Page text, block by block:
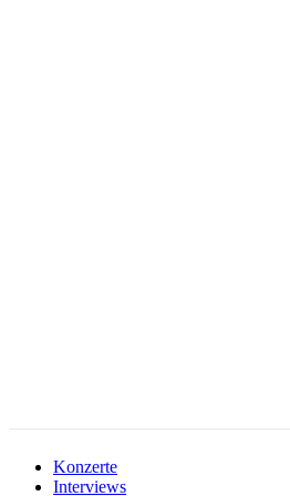
Konzerte
Interviews